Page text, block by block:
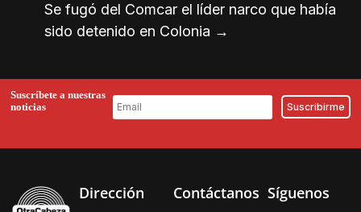
Se fugó del Comcar el líder narco que había
sido detenido en Colonia →
Suscríbete a nuestras
noticias
Dirección Contáctanos Síguenos